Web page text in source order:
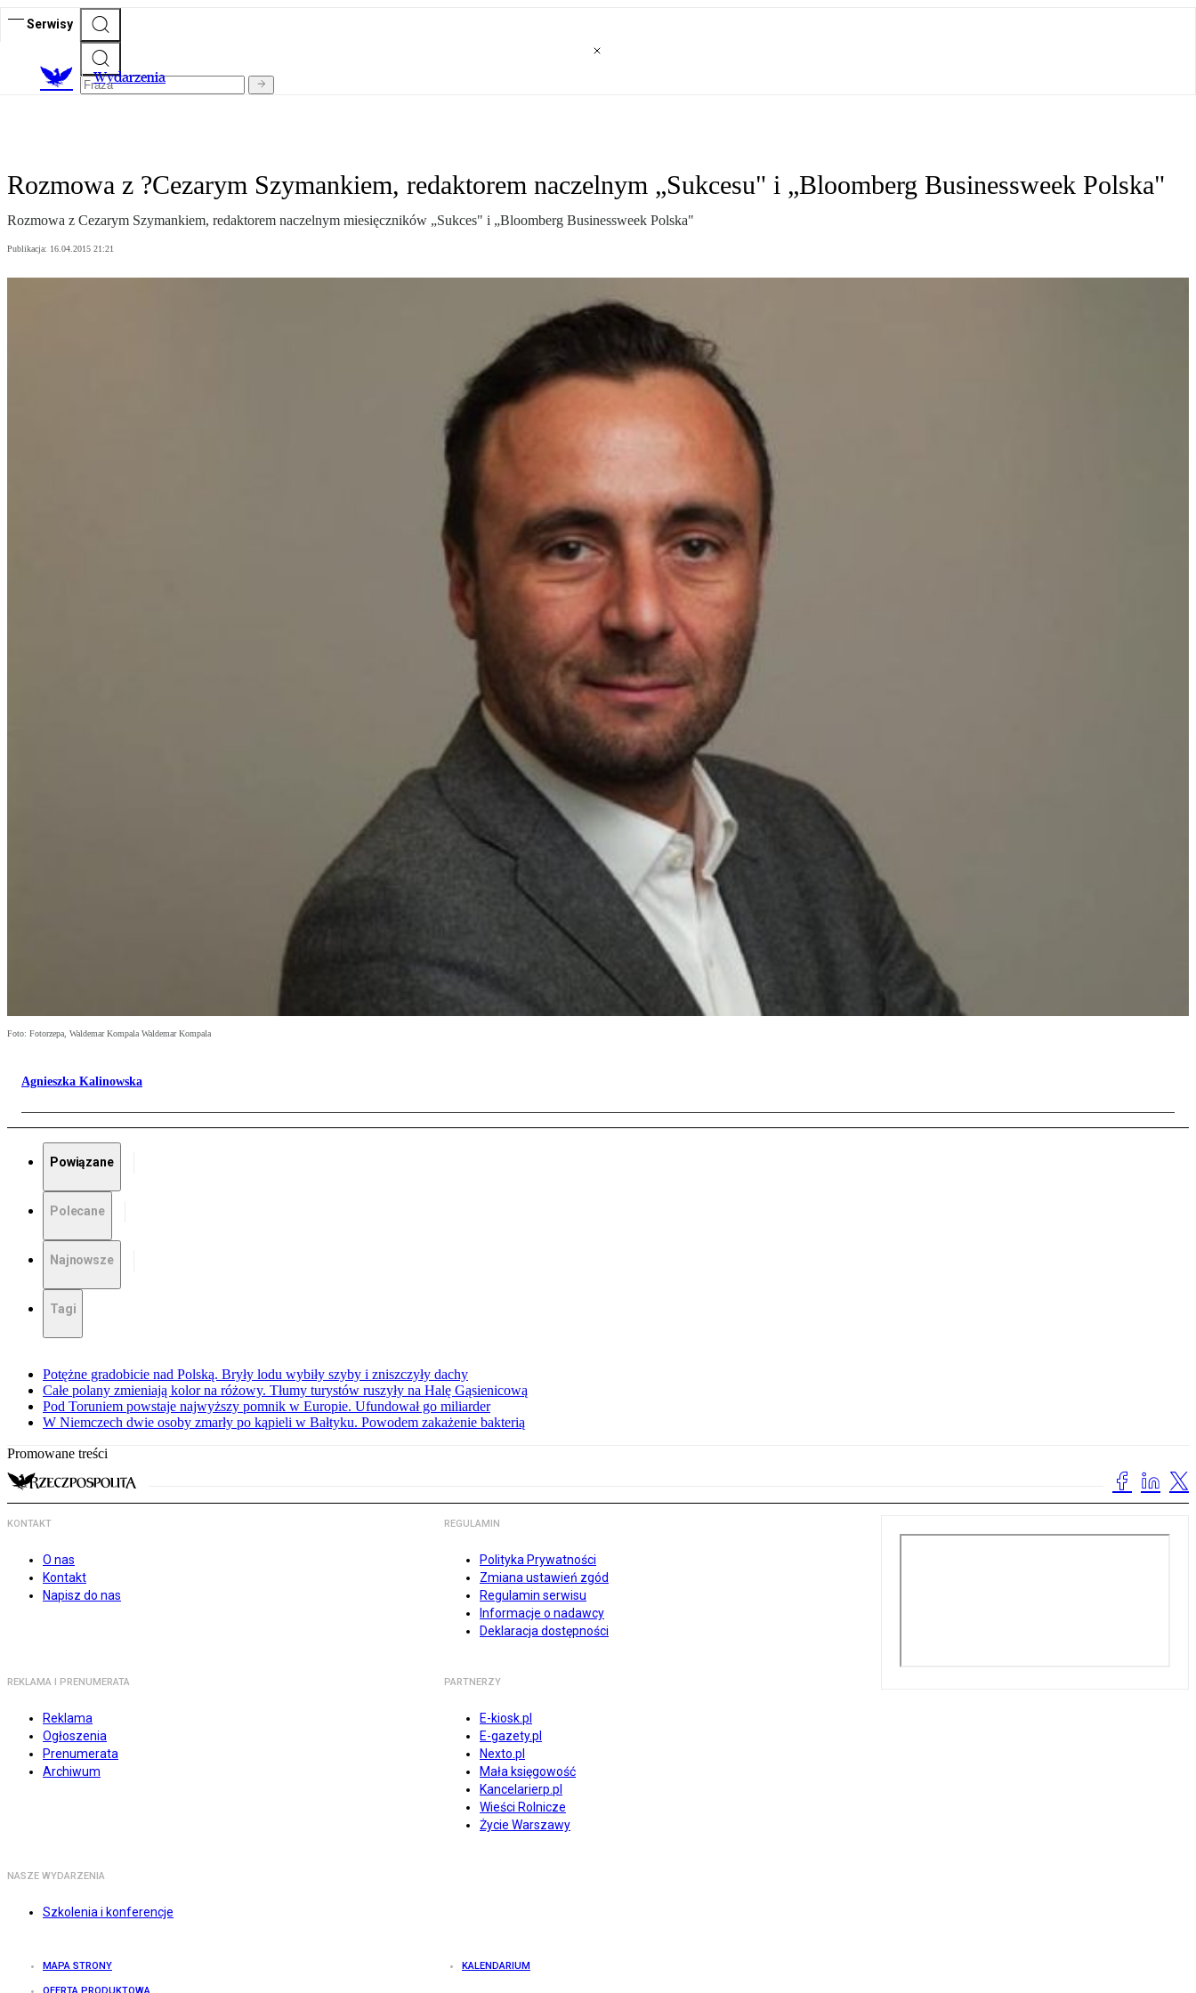
Serwisy
Wydarzenia
Rozmowa z ?Cezarym Szymankiem, redaktorem naczelnym „Sukcesu" i „Bloomberg Businessweek Polska"
Rozmowa z Cezarym Szymankiem, redaktorem naczelnym miesięczników „Sukces" i „Bloomberg Businessweek Polska"
Publikacja: 16.04.2015 21:21
Foto: Fotorzepa, Waldemar Kompala Waldemar Kompala
Agnieszka Kalinowska
Powiązane
Polecane
Najnowsze
Tagi
Potężne gradobicie nad Polską. Bryły lodu wybiły szyby i zniszczyły dachy
Całe polany zmieniają kolor na różowy. Tłumy turystów ruszyły na Halę Gąsienicową
Pod Toruniem powstaje najwyższy pomnik w Europie. Ufundował go miliarder
W Niemczech dwie osoby zmarły po kąpieli w Bałtyku. Powodem zakażenie bakterią
Promowane treści
KONTAKT
O nas
Kontakt
Napisz do nas
REGULAMIN
Polityka Prywatności
Zmiana ustawień zgód
Regulamin serwisu
Informacje o nadawcy
Deklaracja dostępności
REKLAMA I PRENUMERATA
Reklama
Ogłoszenia
Prenumerata
Archiwum
PARTNERZY
E-kiosk.pl
E-gazety.pl
Nexto.pl
Mała księgowość
Kancelarierp.pl
Wieści Rolnicze
Życie Warszawy
NASZE WYDARZENIA
Szkolenia i konferencje
MAPA STRONY KALENDARIUM